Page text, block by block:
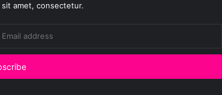
amet, consectetur.